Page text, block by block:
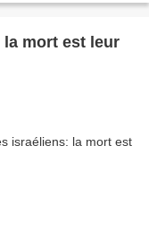
la mort est leur